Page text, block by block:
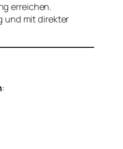
erreichen.
und mit direkter
: